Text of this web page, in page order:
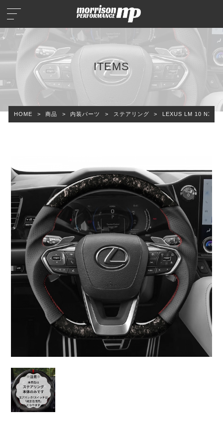
ITEMS
HOME > 商品 > 内装パーツ > ステアリング > LEXUS LM 10 NX 20